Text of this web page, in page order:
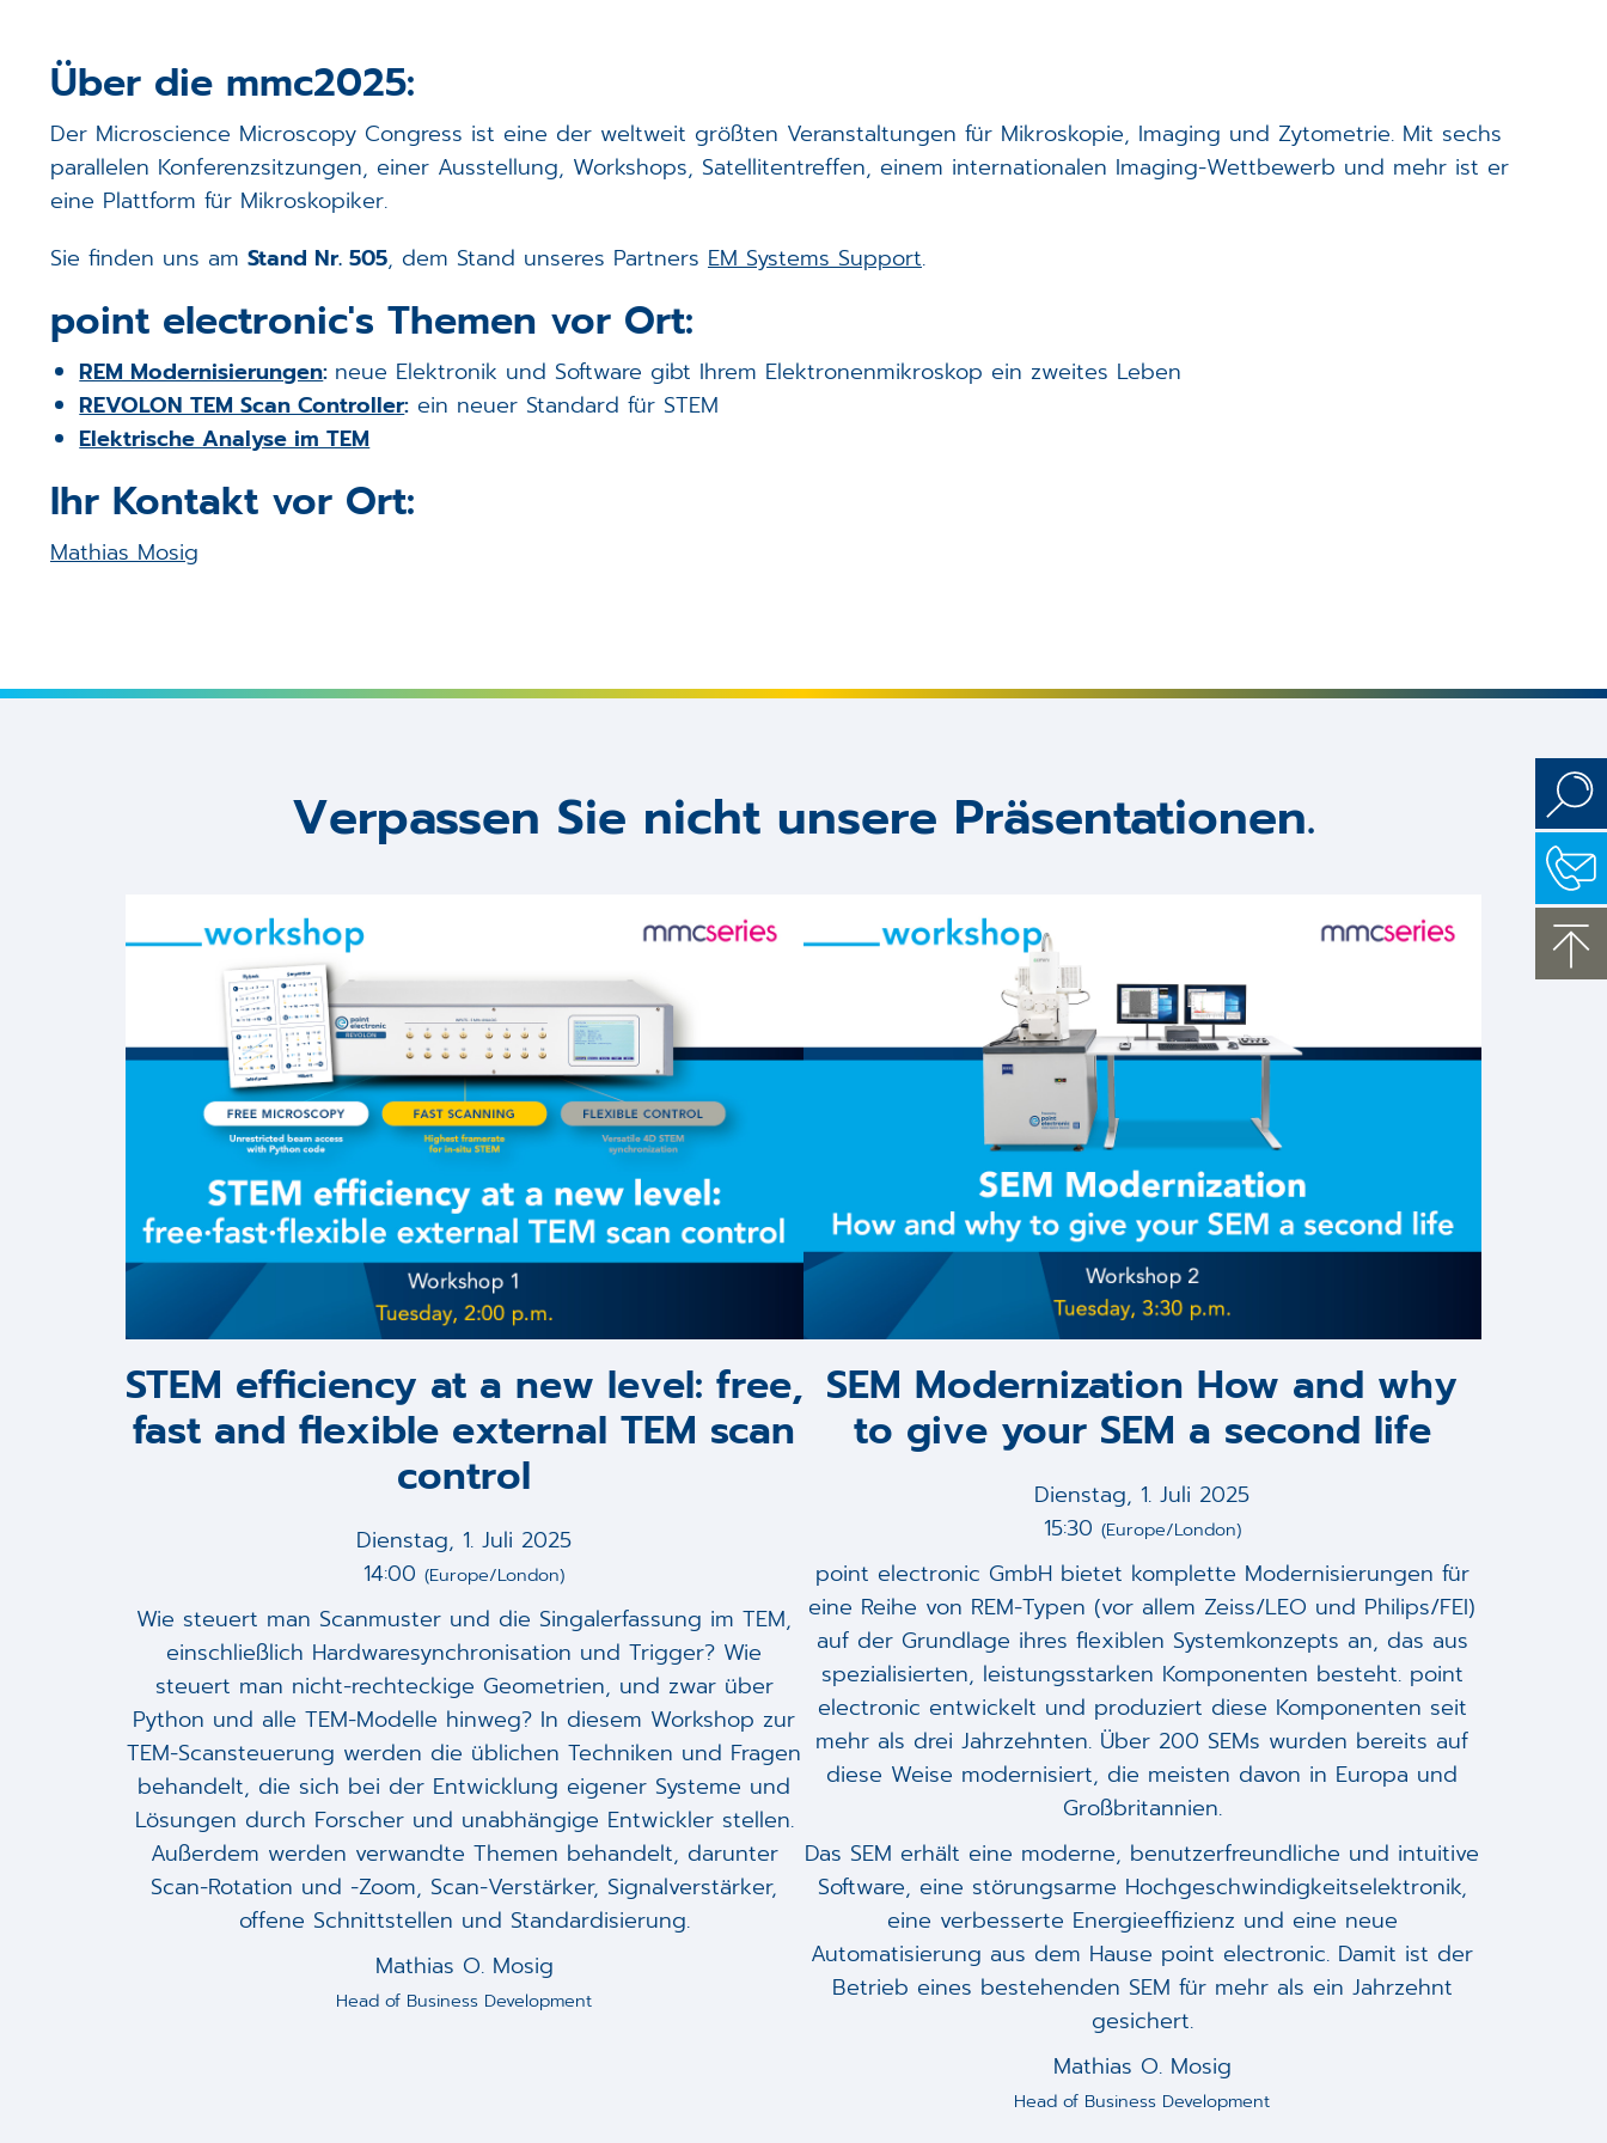
Über die mmc2025:
Der Microscience Microscopy Congress ist eine der weltweit größten Veranstaltungen für Mikroskopie, Imaging und Zytometrie. Mit sechs
parallelen Konferenzsitzungen, einer Ausstellung, Workshops, Satellitentreffen, einem internationalen Imaging-Wettbewerb und mehr ist er
eine Plattform für Mikroskopiker.
Sie finden uns am Stand Nr. 505, dem Stand unseres Partners EM Systems Support.
point electronic's Themen vor Ort:
REM Modernisierungen: neue Elektronik und Software gibt Ihrem Elektronenmikroskop ein zweites Leben
REVOLON TEM Scan Controller: ein neuer Standard für STEM
Elektrische Analyse im TEM
Ihr Kontakt vor Ort:
Mathias Mosig
Verpassen Sie nicht unsere Präsentationen.
STEM efficiency at a new level: free,
fast and flexible external TEM scan
control
Dienstag, 1. Juli 2025
14:00(Europe/London)
Wie steuert man Scanmuster und die Singalerfassung im TEM,
einschließlich Hardwaresynchronisation und Trigger? Wie
steuert man nicht-rechteckige Geometrien, und zwar über
Python und alle TEM-Modelle hinweg? In diesem Workshop zur
TEM-Scansteuerung werden die üblichen Techniken und Fragen
behandelt, die sich bei der Entwicklung eigener Systeme und
Lösungen durch Forscher und unabhängige Entwickler stellen.
Außerdem werden verwandte Themen behandelt, darunter
Scan-Rotation und -Zoom, Scan-Verstärker, Signalverstärker,
offene Schnittstellen und Standardisierung.
Mathias O. Mosig
Head of Business Development
SEM Modernization How and why
to give your SEM a second life
Dienstag, 1. Juli 2025
15:30 (Europe/London)
point electronic GmbH bietet komplette Modernisierungen für
eine Reihe von REM-Typen (vor allem Zeiss/LEO und Philips/FEI)
auf der Grundlage ihres flexiblen Systemkonzepts an, das aus
spezialisierten, leistungsstarken Komponenten besteht. point
electronic entwickelt und produziert diese Komponenten seit
mehr als drei Jahrzehnten. Über 200 SEMs wurden bereits auf
diese Weise modernisiert, die meisten davon in Europa und
Großbritannien.
Das SEM erhält eine moderne, benutzerfreundliche und intuitive
Software, eine störungsarme Hochgeschwindigkeitselektronik,
eine verbesserte Energieeffizienz und eine neue
Automatisierung aus dem Hause point electronic. Damit ist der
Betrieb eines bestehenden SEM für mehr als ein Jahrzehnt
gesichert.
Mathias O. Mosig
Head of Business Development